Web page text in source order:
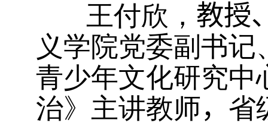
王付欣， 教授
义学院党委副书
青少年文化研究中
治》主讲教师， 省